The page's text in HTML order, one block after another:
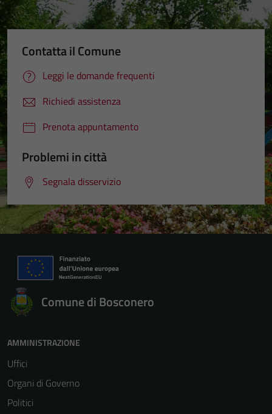
Contatta il Comune
Leggi le domande frequenti
Richiedi assistenza
Prenota appuntamento
Problemi in città
Segnala disservizio
Comune di Bosconero
AMMINISTRAZIONE
Uffici
Organi di Governo
Politici